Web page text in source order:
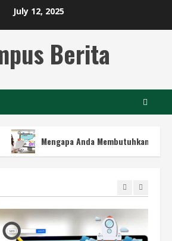
July 12, 2025
Berita
Anda Membutuhkan Jasa SEO